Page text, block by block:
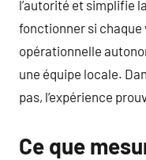
l’autorité et simplifie
fonctionner si chaque
opérationnelle
une équipe locale.
pas, l’expérience
Ce que